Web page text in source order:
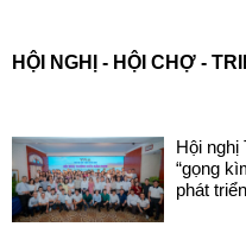
HỘI NGHỊ - HỘI CHỢ -
Hội nghị
“gọng
phát